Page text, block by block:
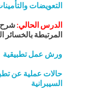
التعويضات
الدرس الحالي: شرح
المرتبطة بالخسائر
ورش عمل تطبيقية
حالات عملية عن
السيبرانية